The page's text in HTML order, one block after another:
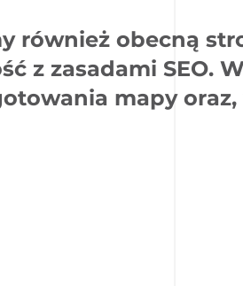
również obecną
z zasadami SEO.
mapy